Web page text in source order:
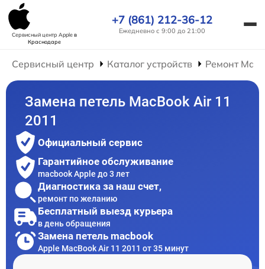
Сервисный центр Appleв
Краснодаре
+7 (861) 212-36-12
Ежедневно с 9:00 до 21:00
Сервисный центр Каталог устройств Ремонт
Замена петель MacBook Air 11
2011
Официальный сервис
Гарантийное обслуживание
macbook Apple до 3 лет
Диагностика за наш счет,
ремонт по желанию
Бесплатный выезд курьера
в день обращения
Замена петель macbook
Apple MacBook Air 11 2011 от 35 минут